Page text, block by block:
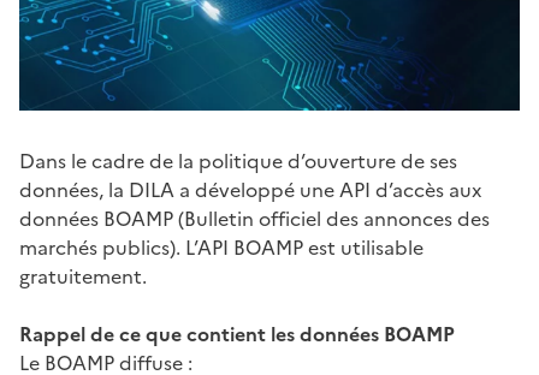
Dans le cadre de la politique d’ouverture de ses
données, la DILA a développé une API d’accès aux
données BOAMP (Bulletin officiel des annonces des
marchés publics). L’API BOAMP est utilisable
gratuitement.
Rappel de ce que contient les données BOAMP
Le BOAMP diffuse :